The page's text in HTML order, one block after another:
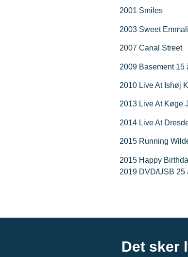
2001 Smiles
2003 Sweet
2007 Canal Street
2009 Basement 15
2010 Live At Ishøj
2013 Live At Køge
2014 Live At
2015 Running
2015 Happy
2019 DVD/USB
Det sker l